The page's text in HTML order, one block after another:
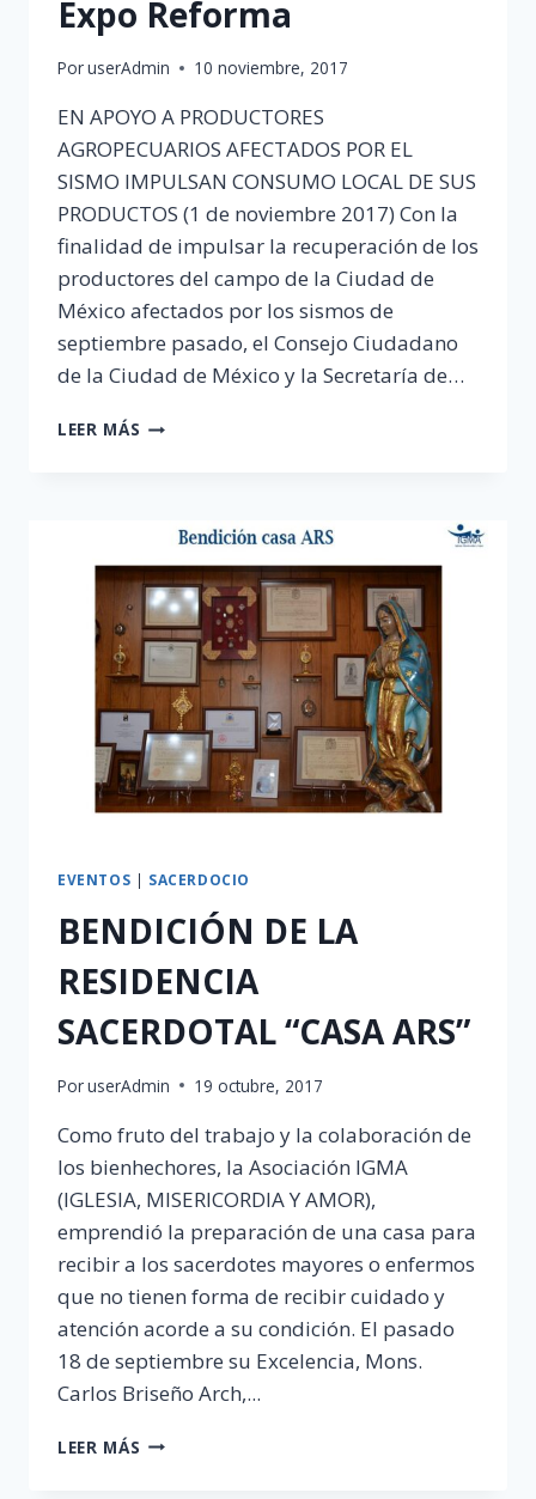
Expo Reforma
PoruserAdmin 10 noviembre, 2017
EN APOYO A PRODUCTORES
AGROPECUARIOS AFECTADOS POR EL
SISMO IMPULSAN CONSUMO LOCAL DE SUS
PRODUCTOS (1 de noviembre 2017) Con la
finalidad de impulsar la recuperación de los
productores del campo de la Ciudad de
México afectados por los sismos de
septiembre pasado, el Consejo Ciudadano
de la Ciudad de México y la Secretaría de…
LEER MÁS EXPO
EVENTOS | SACERDOCIO
BENDICIÓN DE LA
RESIDENCIA
SACERDOTAL “CASA ARS”
PoruserAdmin 19 octubre, 2017
Como fruto del trabajo y la colaboración de
los bienhechores, la Asociación IGMA
(IGLESIA, MISERICORDIA Y AMOR),
emprendió la preparación de una casa para
recibir a los sacerdotes mayores o enfermos
que no tienen forma de recibir cuidado y
atención acorde a su condición. El pasado
18 de septiembre su Excelencia, Mons.
Carlos Briseño Arch,...
LEER MÁS BENDICIÓN